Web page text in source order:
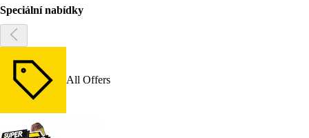
Speciální nabídky
All Offers